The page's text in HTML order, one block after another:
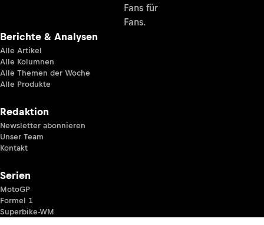
Fans für
Fans.
Berichte & Analysen
Alle Artikel
Alle Kolumnen
Alle Themen der Woche
Alle Produkte
Redaktion
Newsletter abonnieren
Unser Team
Kontakt
Serien
MotoGP
Formel 1
Superbike-WM